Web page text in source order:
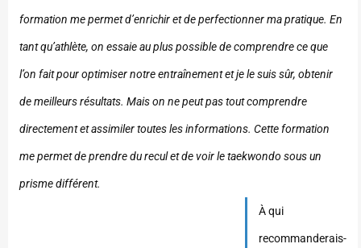
formation me permet d’enrichir et de perfectionner ma pratique. En
tant qu’athlète, on essaie au plus possible de comprendre ce que
l’on fait pour optimiser notre entraînement et je le suis sûr, obtenir
de meilleurs résultats. Mais on ne peut pas tout comprendre
directement et assimiler toutes les informations. Cette formation
me permet de prendre du recul et de voir le taekwondo sous un
prisme différent.
À qui
recommanderais-